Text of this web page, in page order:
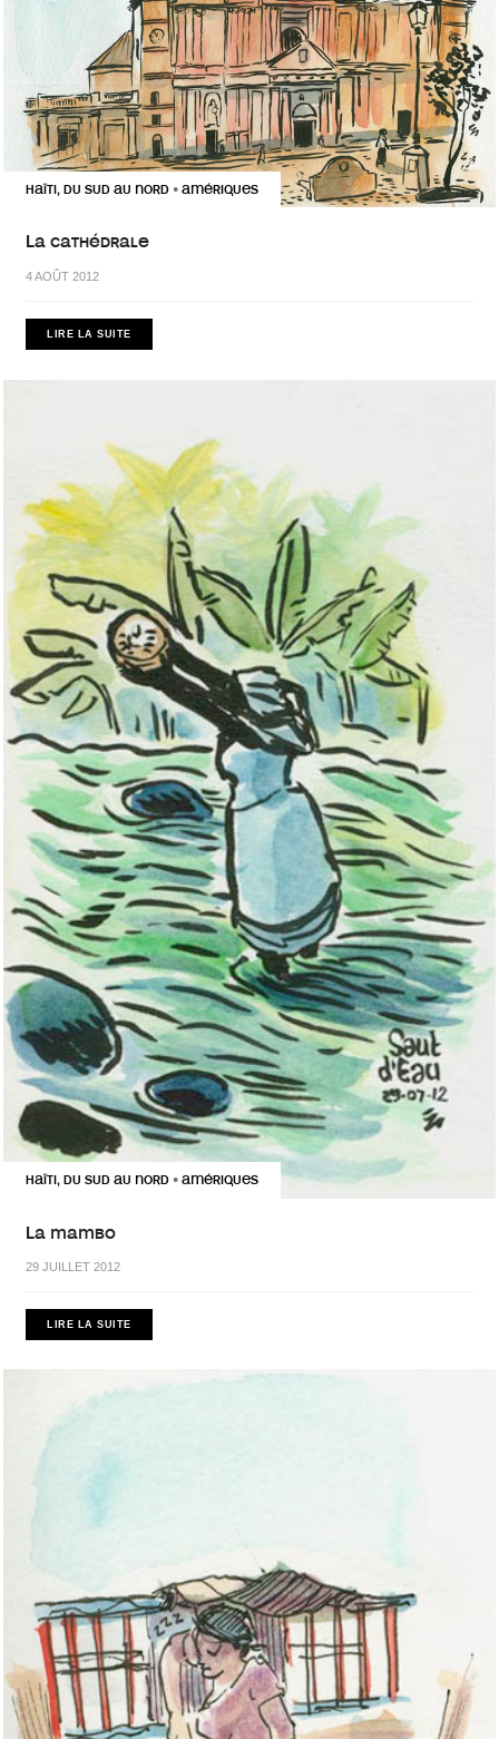
HAÏTI, DU SUD AU NORD • AMÉRIQUES
La cathédrale
4 AOÛT 2012
LIRE LA SUITE
HAÏTI, DU SUD AU NORD • AMÉRIQUES
La mambo
29 JUILLET 2012
LIRE LA SUITE